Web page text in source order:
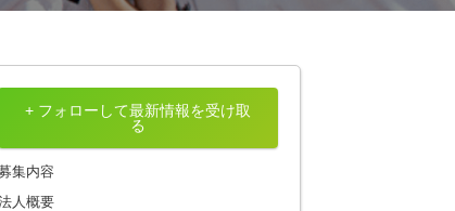
+ フォローして最新情報を受け取
る
集内容
人概要